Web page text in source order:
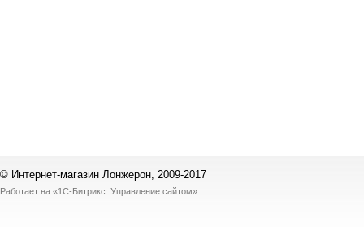
© Интернет-магазин Лонжерон, 2009-2017
Работает на «1С-Битрикс: Управление сайтом»